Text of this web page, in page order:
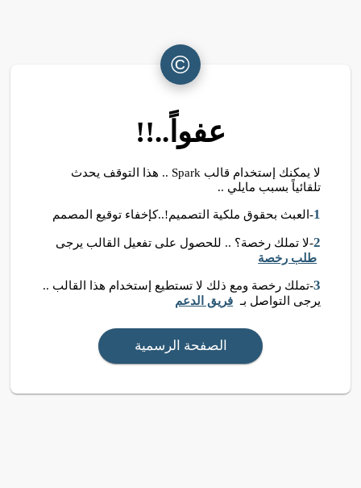
©
عفواً..!!
لا يمكنك إستخدام قالب Spark .. هذا التوقف يحدث
تلقائياً بسبب مايلي ..
1-العبث بحقوق ملكية التصميم!..كإخفاء توقيع المصمم
2-لا تملك رخصة؟ .. للحصول على تفعيل القالب يرجى
طلب رخصة
3-تملك رخصة ومع ذلك لا تستطيع إستخدام هذا القالب ..
يرجى التواصل بـ فريق الدعم
الصفحة الرسمية